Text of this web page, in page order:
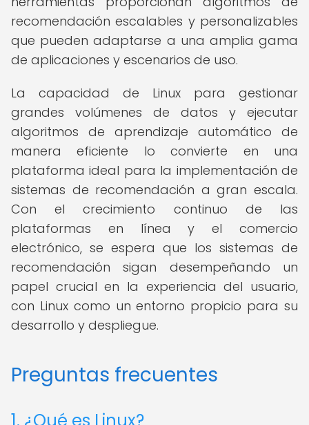
recomendación escalables y personalizables
que pueden adaptarse a una amplia gama
de aplicaciones y escenarios de uso.
La capacidad de Linux para gestionar
grandes volúmenes de datos y ejecutar
algoritmos de aprendizaje automático de
manera eficiente lo convierte en una
plataforma ideal para la implementación de
sistemas de recomendación a gran escala.
Con el crecimiento continuo de las
plataformas en línea y el comercio
electrónico, se espera que los sistemas de
recomendación sigan desempeñando un
papel crucial en la experiencia del usuario,
con Linux como un entorno propicio para su
desarrollo y despliegue.
Preguntas frecuentes